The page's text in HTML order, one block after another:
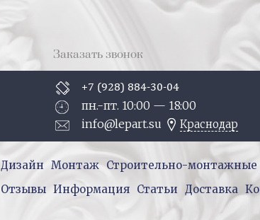
Заказать звонок
+7 (928) 884-30-04
пн.-пт. 10:00 — 18:00
info@lepart.su
Краснодар
Дизайн Монтаж Строительно-монтажные
Отзывы Информация Статьи Доставка